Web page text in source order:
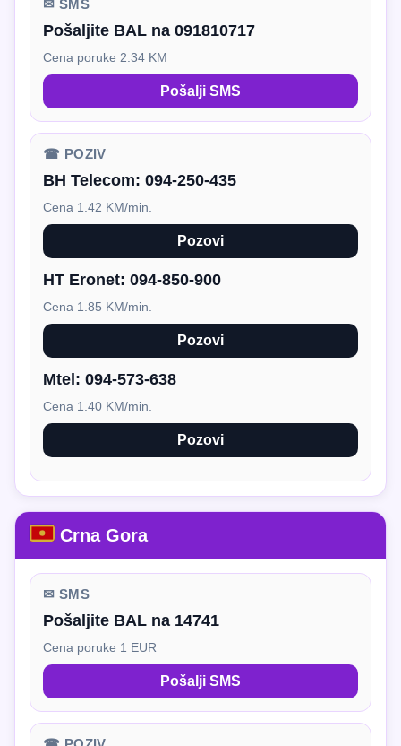
✉ SMS
Pošaljite BAL na 091810717
Cena poruke 2.34 KM
Pošalji SMS
☎ POZIV
BH Telecom: 094-250-435
Cena 1.42 KM/min.
Pozovi
HT Eronet: 094-850-900
Cena 1.85 KM/min.
Pozovi
Mtel: 094-573-638
Cena 1.40 KM/min.
Pozovi
Crna Gora
✉ SMS
Pošaljite BAL na 14741
Cena poruke 1 EUR
Pošalji SMS